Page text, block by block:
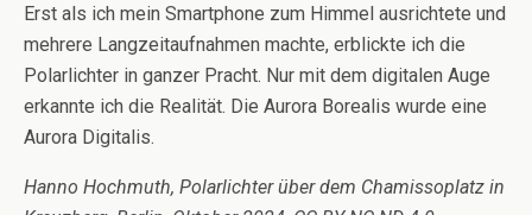
Erst als ich mein Smartphone zum Himmel ausrichtete und
mehrere Langzeitaufnahmen machte, erblickte ich die
Polarlichter in ganzer Pracht. Nur mit dem digitalen Auge
erkannte ich die Realität. Die Aurora Borealis wurde eine
Aurora Digitalis.
Hanno Hochmuth, Polarlichter über dem Chamissoplatz in